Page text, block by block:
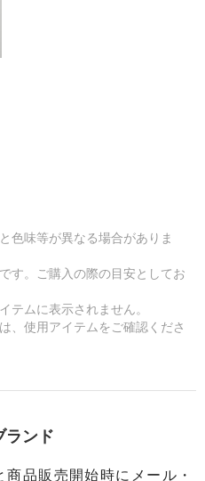
色味等が異なる場合がありま
す。ご購入の際の目安としてお
テムに表示されません。
、使用アイテムをご確認くださ
ランド
商品販売開始時にメール・